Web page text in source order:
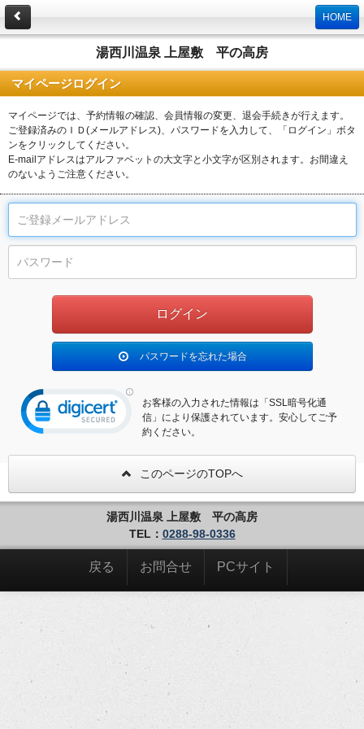
HOME
湯西川温泉 上屋敷 平の高房
マイページログイン
マイページでは、予約情報の確認、会員情報の変更、退会手続きが行えます。
ご登録済みのＩＤ(メールアドレス)、パスワードを入力して、「ログイン」ボタ
ンをクリックしてください。
E-mailアドレスはアルファベットの大文字と小文字が区別されます。お間違え
のないようご注意ください。
パスワードを忘れた場合
お客様の入力された情報は「SSL暗号化通
信」により保護されています。安心してご予
約ください。
このページのTOPへ
湯西川温泉 上屋敷 平の高房
TEL： 0288-98-0336
戻る お問合せ PCサイト